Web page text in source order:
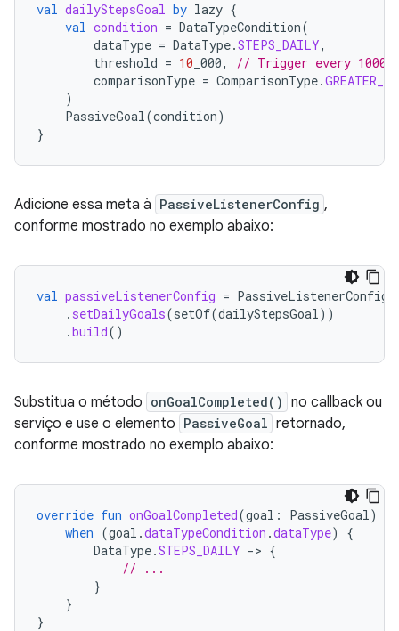
val dailyStepsGoal by lazy {
val condition = DataTypeCondition(
dataType = DataType.STEPS_DAILY,
threshold = 10 _000,
// Trigger every 10000
comparisonType = ComparisonType.
)
PassiveGoal(condition)
}
Adicione essa meta à PassiveListenerConfig ,
conforme mostrado no exemplo abaixo:
val passiveListenerConfig = PassiveListenerConfig
. setDailyGoals(setOf(dailyStepsGoal))
.build()
Substitua o método onGoalCompleted() no callback ou
serviço e use o elemento PassiveGoal retornado,
conforme mostrado no exemplo abaixo:
override fun onGoalCompleted(goal : PassiveGoal)
when (goal .dataTypeCondition .dataType)
{
DataType.STEPS_DAILY -> {
// ...
}
}
}